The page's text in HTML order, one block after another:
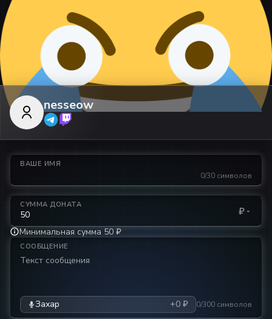
nesseow
ВАШЕ ИМЯ
0/30 символов
СУММА ДОНАТА ₽
Минимальная сумма 50 ₽
СООБЩЕНИЕ
Захар +0 ₽ 0/300 символов